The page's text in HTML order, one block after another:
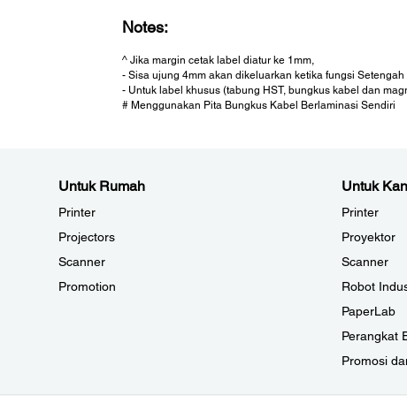
Notes:
^ Jika margin cetak label diatur ke 1mm,
- Sisa ujung 4mm akan dikeluarkan ketika fungsi
- Untuk label khusus (tabung HST, bungkus kabel dan
# Menggunakan Pita Bungkus Kabel Berlaminasi Sendiri
Untuk Rumah
Printer
Projectors
Scanner
Promotion
Untuk
Printer
Proyektor
Scanner
Robot
PaperLab
Perangkat
Promosi